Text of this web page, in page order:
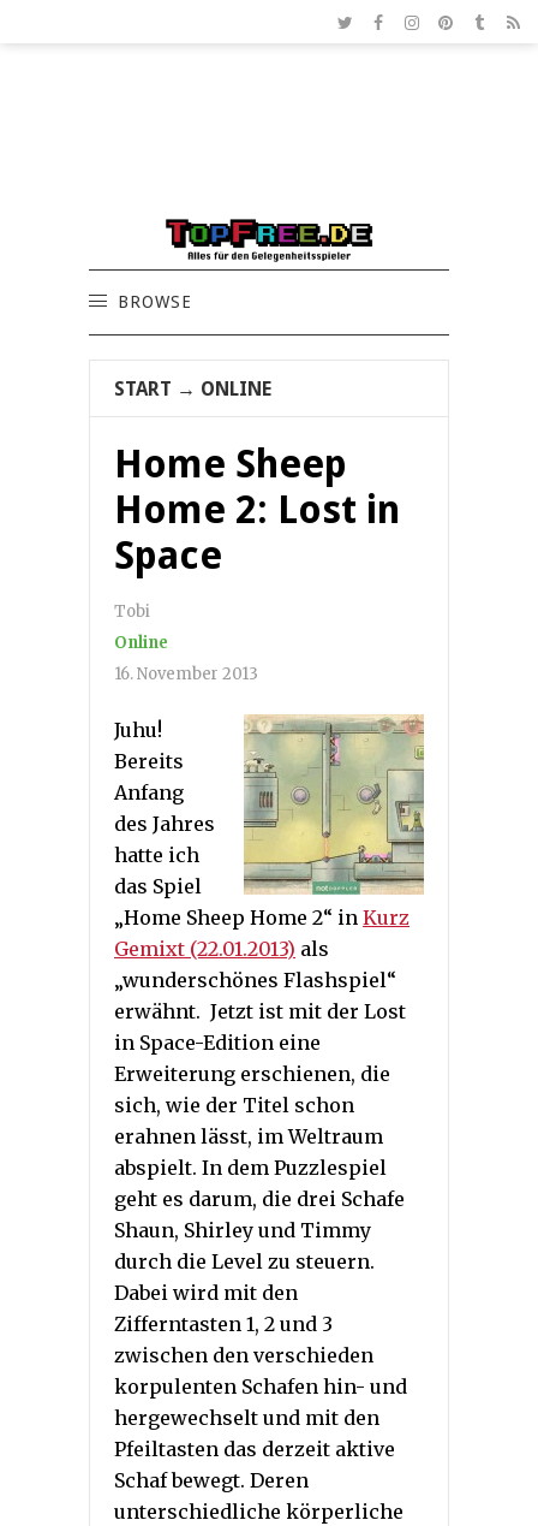
BROWSE
START → ONLINE
Home Sheep
Home 2: Lost in
Space
Tobi
Online
16. November 2013
Juhu!
Bereits
Anfang
des Jahres
hatte ich
das Spiel
„Home Sheep Home 2“ in Kurz
Gemixt (22.01.2013) als
„wunderschönes Flashspiel“
erwähnt. Jetzt ist mit der Lost
in Space-Edition eine
Erweiterung erschienen, die
sich, wie der Titel schon
erahnen lässt, im Weltraum
abspielt. In dem Puzzlespiel
geht es darum, die drei Schafe
Shaun, Shirley und Timmy
durch die Level zu steuern.
Dabei wird mit den
Zifferntasten 1, 2 und 3
zwischen den verschieden
korpulenten Schafen hin- und
hergewechselt und mit den
Pfeiltasten das derzeit aktive
Schaf bewegt. Deren
unterschiedliche körperliche